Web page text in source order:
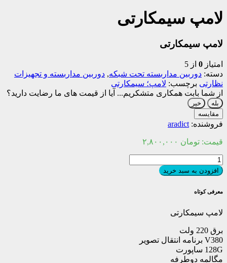
لامپ سیمکارتی
لامپ سیمکارتی
امتیاز 0 از 5
دسته: دوربین مداربسته تحت شبکه, دوربین مداربسته و تجهیزات
نظارتی برچسب: لامپ؛ سیمکارتی
از شما بابت همکاری متشکریم... آیا از قیمت های ما رضایت دارید؟
بله
خیر
مقایسه
فروشنده: aradict
قیمت: تومان
لامپ
سیمکارتی
عدد
افزودن به سبد خرید
معرفی کوتاه
لامپ سیمکارتی
برق 220 ولت
V380 برنامه انتقال تصویر
128G ساپورت
مگالمه دوطرفه